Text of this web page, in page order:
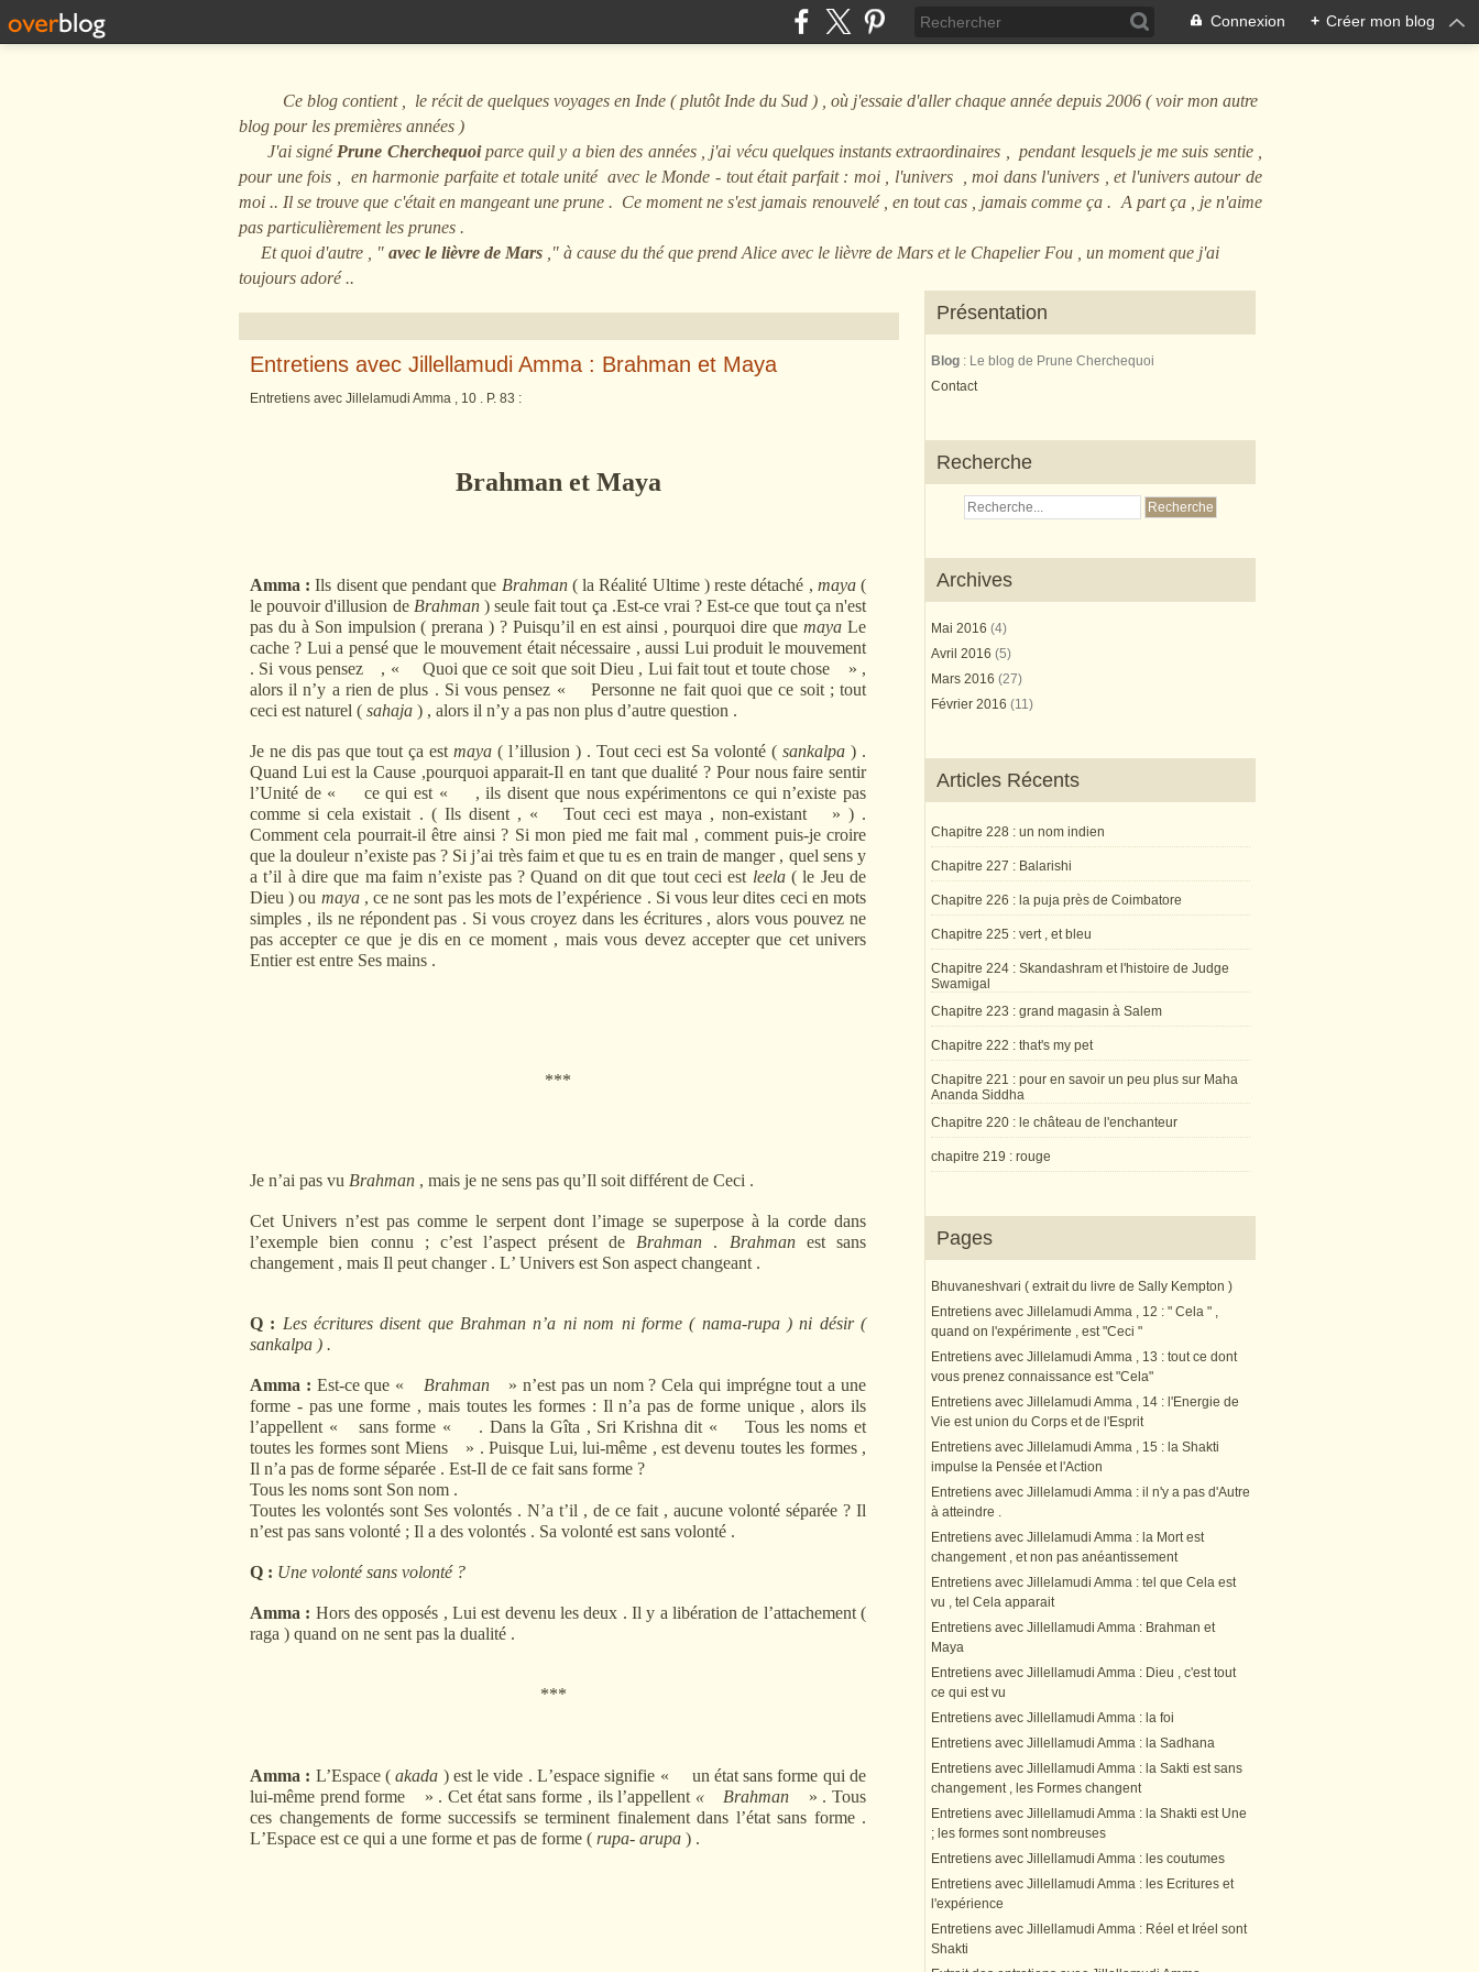
Connexion + Créer mon blog
Ce blog contient , le récit de quelques voyages en Inde ( plutôt Inde du Sud ) , où j'essaie d'aller chaque année depuis 2006 ( voir mon autre
blog pour les premières années )
J'ai signé Prune Cherchequoiparce quil y a bien des années , j'ai vécu quelques instants extraordinaires , pendant lesquels je me suis sentie ,
pour une fois , en harmonie parfaite et totale unité avec le Monde - tout était parfait : moi , l'univers , moi dans l'univers , et l'univers autour de
moi .. Il se trouve que c'était en mangeant une prune . Ce moment ne s'est jamais renouvelé , en tout cas , jamais comme ça . A part ça , je n'aime
pas particulièrement les prunes .
Et quoi d'autre , " avec le lièvre de Mars ," à cause du thé que prend Alice avec le lièvre de Mars et le Chapelier Fou , un moment que j'ai
toujours adoré ..
Entretiens avec Jillellamudi Amma : Brahman et Maya
Entretiens avec Jillelamudi Amma , 10 . P. 83 :
Brahman et Maya
Amma : Ils disent que pendant que Brahman( la Réalité Ultime ) reste détaché , maya(
le pouvoir d'illusion de Brahman) seule fait tout ça .Est-ce vrai ? Est-ce que tout ça n'est
pas du à Son impulsion ( prerana ) ? Puisqu’il en est ainsi , pourquoi dire quemaya Le
cache ? Lui a pensé que le mouvement était nécessaire , aussi Lui produit le mouvement
. Si vous pensez , « Quoi que ce soit que soit Dieu , Lui fait tout et toute chose » ,
alors il n’y a rien de plus . Si vous pensez « Personne ne fait quoi que ce soit ; tout
ceci est naturel ( sahaja ) , alors il n’y a pas non plus d’autre question .
Je ne dis pas que tout ça estmaya ( l’illusion ) . Tout ceci est Sa volonté ( sankalpa) .
Quand Lui est la Cause ,pourquoi apparait-Il en tant que dualité ? Pour nous faire sentir
l’Unité de « ce qui est « , ils disent que nous expérimentons ce qui n’existe pas
comme si cela existait . ( Ils disent , « Tout ceci est maya , non-existant » ) .
Comment cela pourrait-il être ainsi ? Si mon pied me fait mal , comment puis-je croire
que la douleur n’existe pas ? Si j’ai très faim et que tu es en train de manger , quel sens y
a t’il à dire que ma faim n’existe pas ? Quand on dit que tout ceci est leela( le Jeu de
Dieu ) ou maya, ce ne sont pas les mots de l’expérience . Si vous leur dites ceci en mots
simples , ils ne répondent pas . Si vous croyez dans les écritures , alors vous pouvez ne
pas accepter ce que je dis en ce moment , mais vous devez accepter que cet univers
Entier est entre Ses mains .
***
Je n’ai pas vu Brahman , mais je ne sens pas qu’Il soit différent de Ceci .
Cet Univers n’est pas comme le serpent dont l’image se superpose à la corde dans
l’exemple bien connu ; c’est l’aspect présent de Brahman . Brahmanest sans
changement , mais Il peut changer . L’ Univers est Son aspect changeant .
Q : Les écritures disent que Brahman n’a ni nom ni forme ( nama-rupa ) ni désir (
sankalpa ) .
Amma : Est-ce que « Brahman » n’est pas un nom ? Cela qui imprégne tout a une
forme - pas une forme , mais toutes les formes : Il n’a pas de forme unique , alors ils
l’appellent « sans forme « . Dans la Gîta , Sri Krishna dit « Tous les noms et
toutes les formes sont Miens » . Puisque Lui, lui-même , est devenu toutes les formes ,
Il n’a pas de forme séparée . Est-Il de ce fait sans forme ?
Tous les noms sont Son nom .
Toutes les volontés sont Ses volontés . N’a t’il , de ce fait , aucune volonté séparée ? Il
n’est pas sans volonté ; Il a des volontés . Sa volonté est sans volonté .
Q : Une volonté sans volonté ?
Amma : Hors des opposés , Lui est devenu les deux . Il y a libération de l’attachement (
raga ) quand on ne sent pas la dualité .
***
Amma : L’Espace (akada ) est le vide . L’espace signifie « un état sans forme qui de
lui-même prend forme » . Cet état sans forme , ils l’appellent « Brahman » . Tous
ces changements de forme successifs se terminent finalement dans l’état sans forme .
L’Espace est ce qui a une forme et pas de forme ( rupa- arupa ) .
Présentation
Blog : Le blog de Prune Cherchequoi
Contact
Recherche
Archives
Mai 2016 (4)
Avril 2016 (5)
Mars 2016 (27)
Février 2016 (11)
Articles Récents
Chapitre 228 : un nom indien
Chapitre 227 : Balarishi
Chapitre 226 : la puja près de Coimbatore
Chapitre 225 : vert , et bleu
Chapitre 224 : Skandashram et l'histoire de Judge
Swamigal
Chapitre 223 : grand magasin à Salem
Chapitre 222 : that's my pet
Chapitre 221 : pour en savoir un peu plus sur Maha
Ananda Siddha
Chapitre 220 : le château de l'enchanteur
chapitre 219 : rouge
Pages
Bhuvaneshvari ( extrait du livre de Sally Kempton )
Entretiens avec Jillelamudi Amma , 12 : " Cela " ,
quand on l'expérimente , est "Ceci "
Entretiens avec Jillelamudi Amma , 13 : tout ce dont
vous prenez connaissance est "Cela"
Entretiens avec Jillelamudi Amma , 14 : l'Energie de
Vie est union du Corps et de l'Esprit
Entretiens avec Jillelamudi Amma , 15 : la Shakti
impulse la Pensée et l'Action
Entretiens avec Jillelamudi Amma : il n'y a pas d'Autre
à atteindre .
Entretiens avec Jillelamudi Amma : la Mort est
changement , et non pas anéantissement
Entretiens avec Jillelamudi Amma : tel que Cela est
vu , tel Cela apparait
Entretiens avec Jillellamudi Amma : Brahman et
Maya
Entretiens avec Jillellamudi Amma : Dieu , c'est tout
ce qui est vu
Entretiens avec Jillellamudi Amma : la foi
Entretiens avec Jillellamudi Amma : la Sadhana
Entretiens avec Jillellamudi Amma : la Sakti est sans
changement , les Formes changent
Entretiens avec Jillellamudi Amma : la Shakti est Une
; les formes sont nombreuses
Entretiens avec Jillellamudi Amma : les coutumes
Entretiens avec Jillellamudi Amma : les Ecritures et
l'expérience
Entretiens avec Jillellamudi Amma : Réel et Iréel sont
Shakti